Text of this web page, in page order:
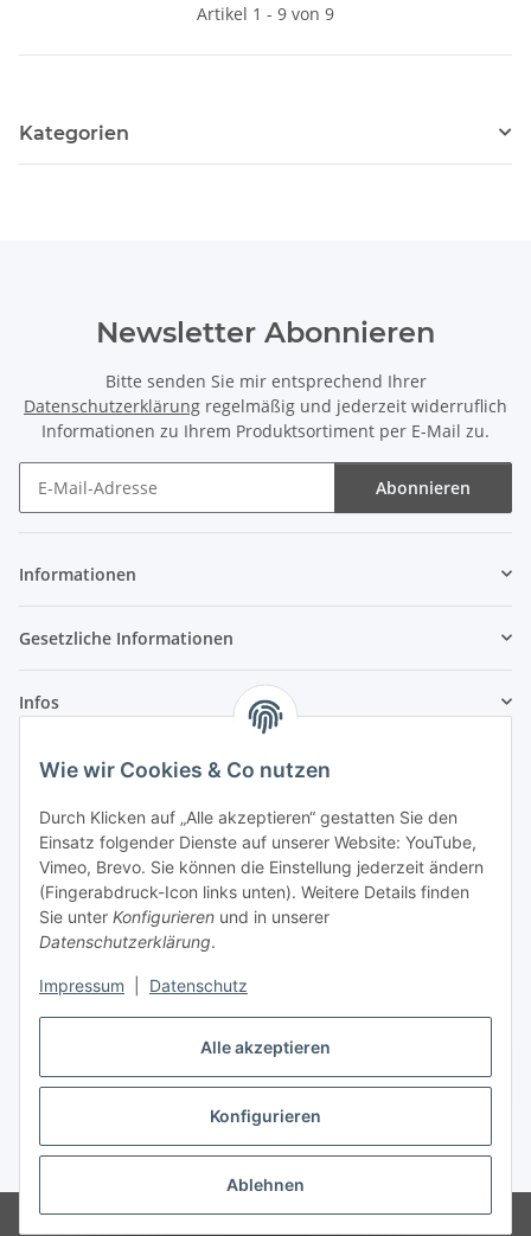
Alle akzeptieren
Konfigurieren
Ablehnen
Wie wir Cookies & Co nutzen
Durch Klicken auf „Alle akzeptieren“ gestatten Sie den
Einsatz folgender Dienste auf unserer Website: YouTube,
Vimeo, Brevo. Sie können die Einstellung jederzeit ändern
(Fingerabdruck-Icon links unten). Weitere Details finden
Sie unter Konfigurieren und in unserer
Datenschutzerklärung.
Impressum Datenschutz
Artikel 1 - 9 von 9
Kategorien
Newsletter Abonnieren
Bitte senden Sie mir entsprechend Ihrer
Datenschutzerklärung regelmäßig und jederzeit widerruflich
Informationen zu Ihrem Produktsortiment per E-Mail zu.
Abonnieren
Informationen
Gesetzliche Informationen
Infos
Laden - Öffnungszeiten:
Montag 09:00Uhr bis
16:00 Uhr
Dienstag
09:00 Uhr bis
17:00 Uhr
Mittwoch
09:00 Uhr bis 16:00 Uhr
Donnerstag
09:00 Uhr bis
17:00 Uhr
Freitag
09:00 Uhr
Vertrag widerrufen
* Alle Preise inkl. gesetzlicher USt., zzgl.Versand
© by WIENOLD. All Rights Reserved.